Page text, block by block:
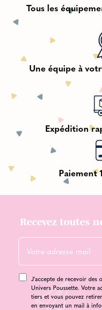
Tous les
Une équipe à
Expédition
Paiement
Recevez toutes
J'accepte de recevoir des
Univers Poussette. Votre
tiers et vous pouvez
en envoyant un mail à